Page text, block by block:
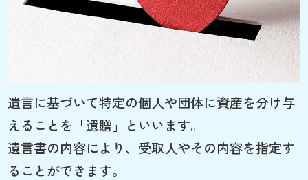
遺言に基づいて特定の個人や団体に資産を分け与
えることを「遺贈」といいます。
遺言書の内容により、受取人やその内容を指定す
ることができます。